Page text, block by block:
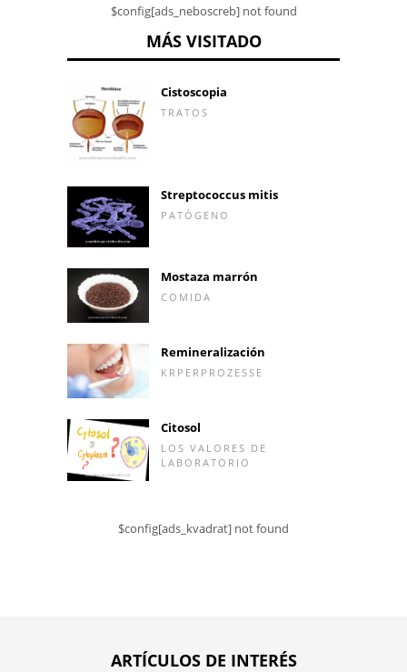
$config[ads_neboscreb] not found
MÁS VISITADO
Cistoscopia
TRATOS
Streptococcus mitis
PATÓGENO
Mostaza marrón
COMIDA
Remineralización
KRPERPROZESSE
Citosol
LOS VALORES DE
LABORATORIO
$config[ads_kvadrat] not found
ARTÍCULOS DE INTERÉS